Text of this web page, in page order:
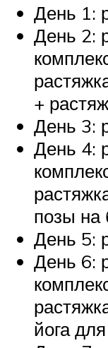
День 1:
День 2:
+
День 3:
День 4:
позы на
День 5:
День 6:
йога